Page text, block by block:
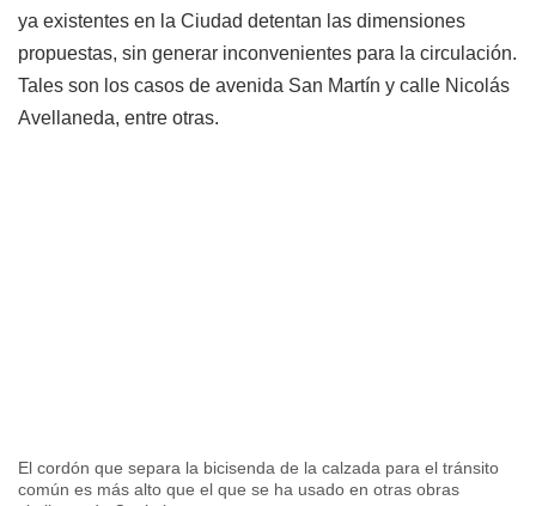
ya existentes en la Ciudad detentan las dimensiones
propuestas, sin generar inconvenientes para la circulación.
Tales son los casos de avenida San Martín y calle Nicolás
Avellaneda, entre otras.
El cordón que separa la bicisenda de la calzada para el tránsito
común es más alto que el que se ha usado en otras obras